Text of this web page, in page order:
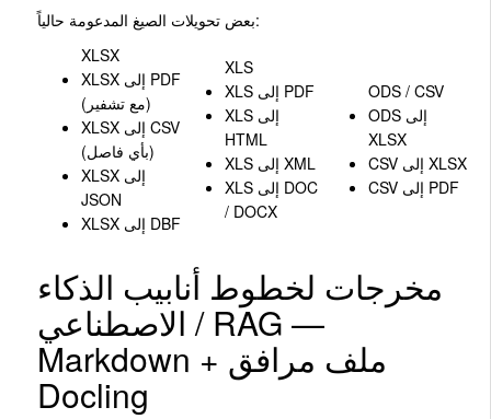
بعض تحويلات الصيغ المدعومة حالياً:
XLSX
XLSX إلى PDF
(مع تشفير)
XLSX إلى CSV
(بأي فاصل)
XLSX إلى
JSON
XLSX إلى DBF
XLS
XLS إلى PDF
XLS إلى
HTML
XLS إلى XML
XLS إلى DOC
/ DOCX
ODS / CSV
ODS إلى
XLSX
CSV إلى XLSX
CSV إلى PDF
مخرجات لخطوط أنابيب الذكاء
الاصطناعي / RAG —
Markdown + ملف مرافق
Docling